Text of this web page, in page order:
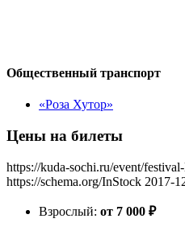
Общественный транспорт
«Роза Хутор»
Цены на билеты
https://kuda-sochi.ru/event/
https://schema.org/InStock 2017-
Взрослый: от 7 000 ₽